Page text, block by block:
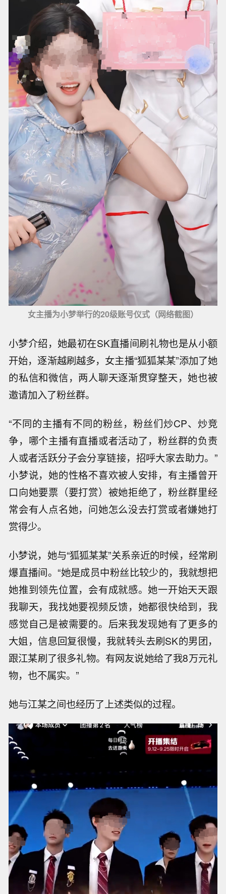
女主播为小梦举行的20级账号仪式（网络截图）
小梦介绍，她最初在SK直播间刷礼物也是从小额
开始，逐渐越刷越多，女主播“狐狐某某”添加了她
的私信和微信，两人聊天逐渐贯穿整天，她也被
邀请加入了粉丝群。
“不同的主播有不同的粉丝，粉丝们炒CP、炒竞
争，哪个主播有直播或者活动了，粉丝群的负责
人或者活跃分子会分享链接，招呼大家去助力。”
小梦说，她的性格不喜欢被人安排，有主播曾开
口向她要票（要打赏）被她拒绝了，粉丝群里经
常会有人点名她，问她怎么没去打赏或者嫌她打
赏得少。
小梦说，她与“狐狐某某”关系亲近的时候，经常刷
爆直播间。“她是成员中粉丝比较少的，我就想把
她推到领先位置，会有成就感。她一开始天天跟
我聊天，我找她要视频反馈，她都很快给到，我
感觉自己是被需要的。后来我发现她有了更多的
大姐，信息回复很慢，我就转头去刷SK的男团，
跟江某刷了很多礼物。有网友说她给了我8万元礼
物，也不属实。”
她与江某之间也经历了上述类似的过程。